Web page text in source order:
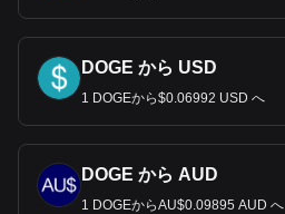
DOGE から USD
1 DOGEから$0.06992 USD へ
DOGE から AUD
1 DOGEからAU$0.09895 AUD へ